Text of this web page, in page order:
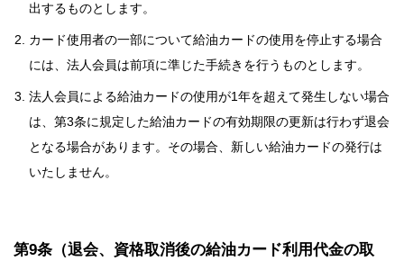
出するものとします。
カード使用者の一部について給油カードの使用を停止する場合
には、法人会員は前項に準じた手続きを行うものとします。
法人会員による給油カードの使用が1年を超えて発生しない場合
は、第3条に規定した給油カードの有効期限の更新は行わず退会
となる場合があります。その場合、新しい給油カードの発行は
いたしません。
第9条（退会、資格取消後の給油カード利用代金の取